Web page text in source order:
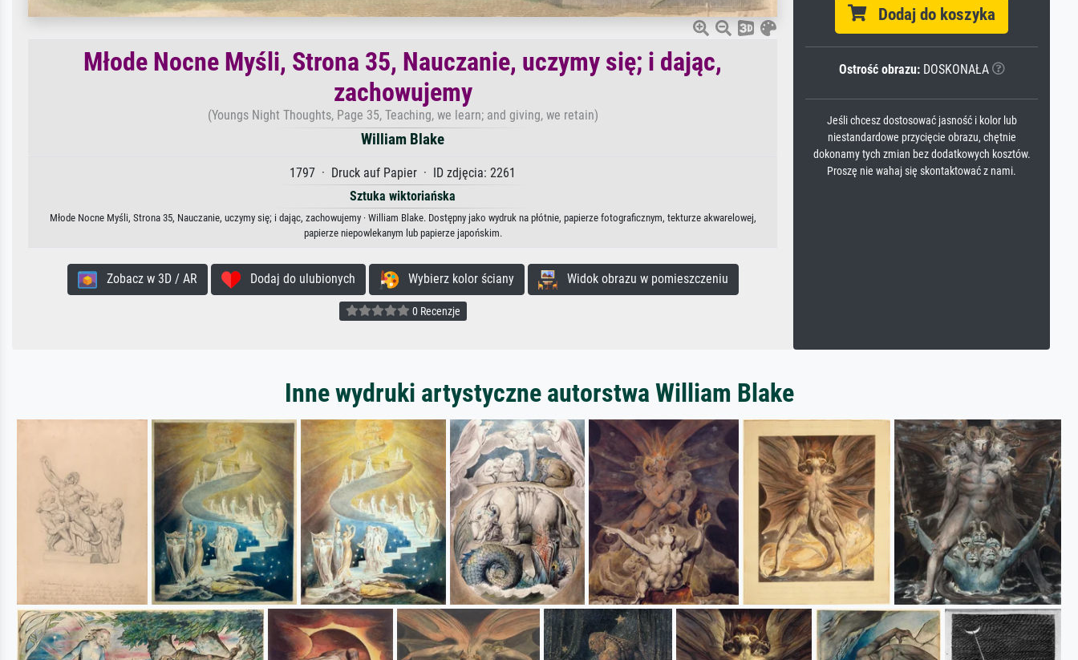
Młode Nocne Myśli, Strona 35, Nauczanie, uczymy się; i dając,
zachowujemy
(Youngs Night Thoughts, Page 35, Teaching, we learn; and giving, we retain)
William Blake
1797 · Druck auf Papier · ID zdjęcia: 2261
Sztuka wiktoriańska
Młode Nocne Myśli, Strona 35, Nauczanie, uczymy się; i dając, zachowujemy · William Blake. Dostępny jako wydruk na płótnie, papierze fotograficznym, tekturze akwarelowej,
papierze niepowlekanym lub papierze japońskim.
Zobacz w 3D / AR Dodaj do ulubionych Wybierz kolor ściany Widok obrazu w pomieszczeniu
0 Recenzje
Dodaj do koszyka
Ostrość obrazu:DOSKONAŁA
Jeśli chcesz dostosować jasność i kolor lub
niestandardowe przycięcie obrazu, chętnie
dokonamy tych zmian bez dodatkowych kosztów.
Proszę nie wahaj się skontaktować z nami.
Inne wydruki artystyczne autorstwa William Blake